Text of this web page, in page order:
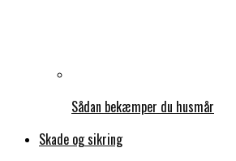
Sådan bekæmper du husmår
Skade og sikring